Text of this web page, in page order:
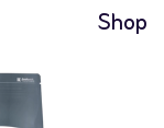
Shop